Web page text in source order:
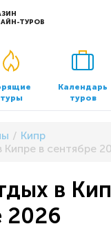
ТУРОВ
О компании
О нас
Контакты
Документы
туры
Календарь
туров
Кипр
в сентябре
в
2026